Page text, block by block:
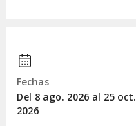
Fechas
Del 8 ago. 2026 al 25 oct.
2026